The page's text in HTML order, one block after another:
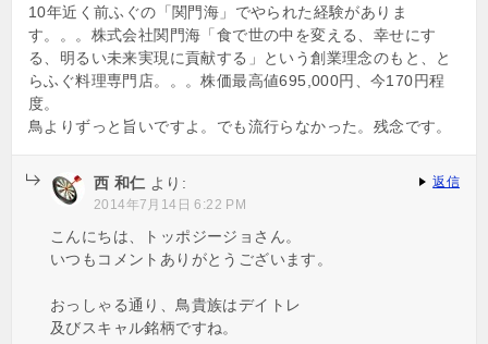
10年近く前ふぐの「関門海」でやられた経験がありま
す。。。株式会社関門海「食で世の中を変える、幸せにす
る、明るい未来実現に貢献する」という創業理念のもと、と
らふぐ料理専門店。。。株価最高値695,000円、今170円程
度。
鳥よりずっと旨いですよ。でも流行らなかった。残念です。
西 和仁 より:
2014年7月14日 6:22 PM
こんにちは、トッポジージョさん。
いつもコメントありがとうございます。
おっしゃる通り、鳥貴族はデイトレ
及びスキャル銘柄ですね。
返信